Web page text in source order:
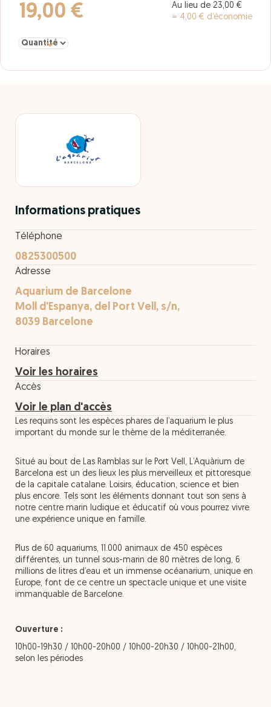
19,00 €
Au lieu de 23,00 €
= 4,00 € d’économie
Sélectionner la quantité pour Enfant de 5 à 10 ans 01/04/2027
Informations pratiques
Téléphone
0825300500
Adresse
Aquarium de Barcelone
Moll d'Espanya, del Port Vell, s/n,
8039 Barcelone
Horaires
Voir les horaires
Accès
Voir le plan d'accès
Les requins sont les espèces phares de l’aquarium le plus
important du monde sur le thème de la méditerranée.
Situé au bout de Las Ramblas sur le Port Vell, L’Aquàrium de
Barcelona est un des lieux les plus merveilleux et pittoresque
de la capitale catalane. Loisirs, éducation, science et bien
plus encore. Tels sont les éléments donnant tout son sens à
notre centre marin ludique et éducatif où vous pourrez vivre
une expérience unique en famille.
Plus de 60 aquariums, 11.000 animaux de 450 espèces
différentes, un tunnel sous-marin de 80 mètres de long, 6
millions de litres d’eau et un immense océanarium, unique en
Europe, font de ce centre un spectacle unique et une visite
immanquable de Barcelone.
Ouverture :
10h00-19h30 / 10h00-20h00 / 10h00-20h30 / 10h00-21h00,
selon les périodes